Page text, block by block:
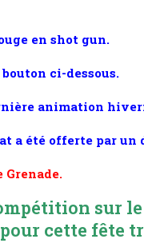
en shot gun.
ci-dessous.
animation
a été offerte par un
Grenade.
sur
cette fête